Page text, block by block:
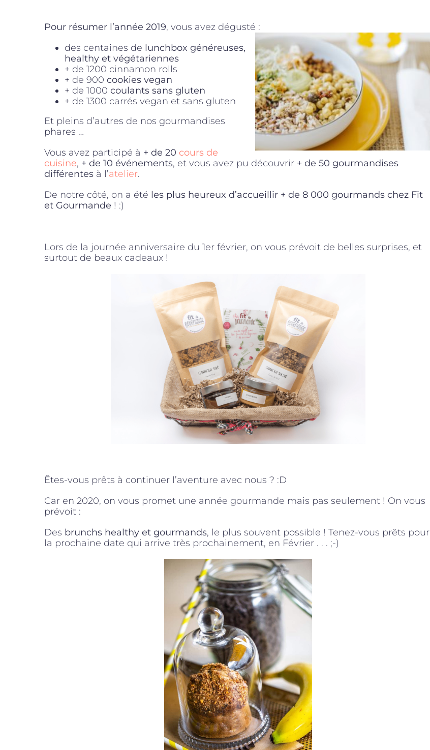
Pour résumer l’année 2019, vous avez dégusté :
des centaines de lunchbox généreuses,
healthy et végétariennes
+ de 1200 cinnamon rolls
+ de 900 cookies vegan
+ de 1000 coulants sans gluten
+ de 1300 carrés vegan et sans gluten
Et pleins d’autres de nos gourmandises
phares …
Vous avez participé à + de 20 cours de
cuisine, + de 10 événements, et vous avez pu découvrir + de 50 gourmandises
différentes à l’atelier.
De notre côté, on a été les plus heureux d’accueillir + de 8 000 gourmands chez Fit
et Gourmande ! :)
Lors de la journée anniversaire du 1er février, on vous prévoit de belles surprises, et
surtout de beaux cadeaux !
Êtes-vous prêts à continuer l’aventure avec nous ? :D
Car en 2020, on vous promet une année gourmande mais pas seulement ! On vous
prévoit :
Des brunchs healthy et gourmands, le plus souvent possible ! Tenez-vous prêts pour
la prochaine date qui arrive très prochainement, en Février . . . ;-)